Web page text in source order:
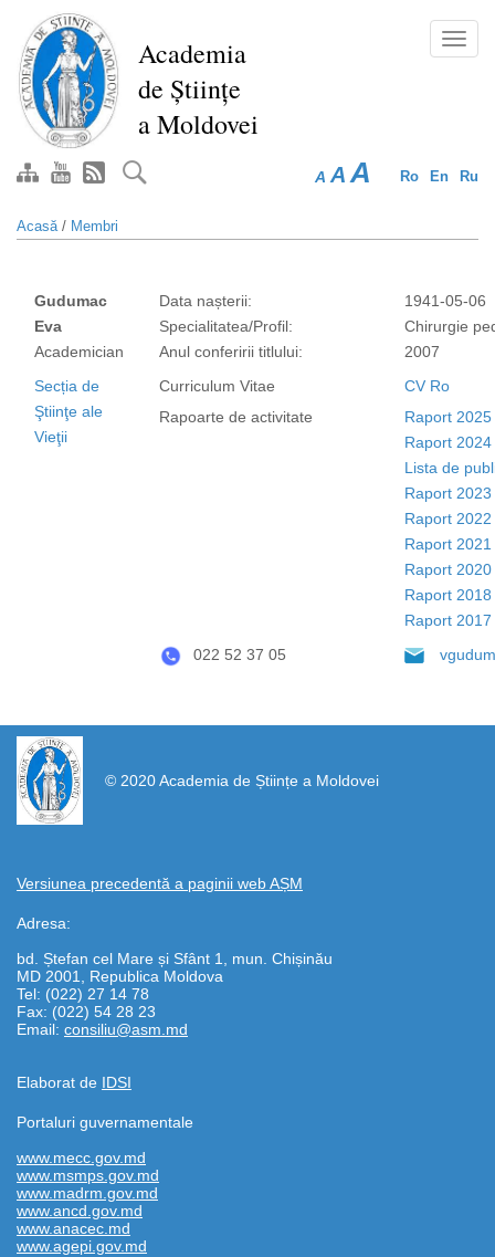
conţinutul
principal
Academia
de Științe
a Moldovei
Ro En Ru
A A A
Acasă/ Membri
Gudumac
Eva
Academician
Data nașterii:
Specialitatea/Profil:
Anul conferirii titlului:
1941-05-06
Chirurgie
2007
Secția de
Ştiinţe ale
Vieţii
Curriculum Vitae
Rapoarte de activitate
CV Ro
Raport 2025
Raport 2024
Lista de
Raport 2023
Raport 2022
Raport 2021
Raport 2020
Raport 2018
Raport 2017
022 52 37 05
© 2020 Academia de Științe a Moldovei
Versiunea precedentă a paginii web AȘM
Adresa:
bd. Ștefan cel Mare și Sfânt 1, mun. Chișinău
MD 2001, Republica Moldova
Tel: (022) 27 14 78
Fax: (022) 54 28 23
Email: consiliu@asm.md
Elaborat de IDSI
https://propletenie.ru/
Portaluri guvernamentale
www.mecc.gov.md
www.msmps.gov.md
www.madrm.gov.md
www.ancd.gov.md
www.anacec.md
www.agepi.gov.md